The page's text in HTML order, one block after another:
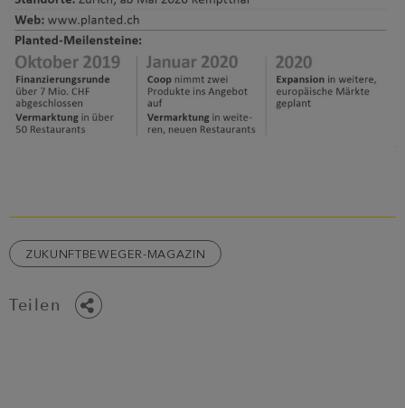
ZUKUNFTBEWEGER-MAGAZIN
Teilen